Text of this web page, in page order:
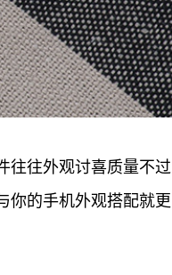
往往外观讨喜质量不过
你的手机外观搭配就更